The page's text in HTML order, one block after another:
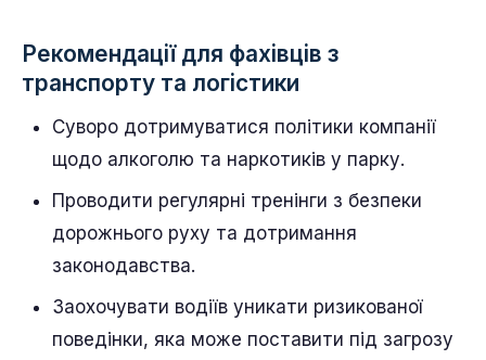
Рекомендації для фахівців з
транспорту та логістики
Суворо дотримуватися політики компанії
щодо алкоголю та наркотиків у парку.
Проводити регулярні тренінги з безпеки
дорожнього руху та дотримання
законодавства.
Заохочувати водіїв уникати ризикованої
поведінки, яка може поставити під загрозу